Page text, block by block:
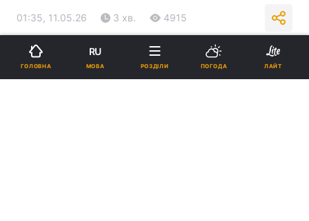
01:35, 11.05.26 3 хв. 4915
Підпишіться на нас в Google
ГОЛОВНА
RU
МОВА РОЗДІЛИ ПОГОДА ЛАЙТ